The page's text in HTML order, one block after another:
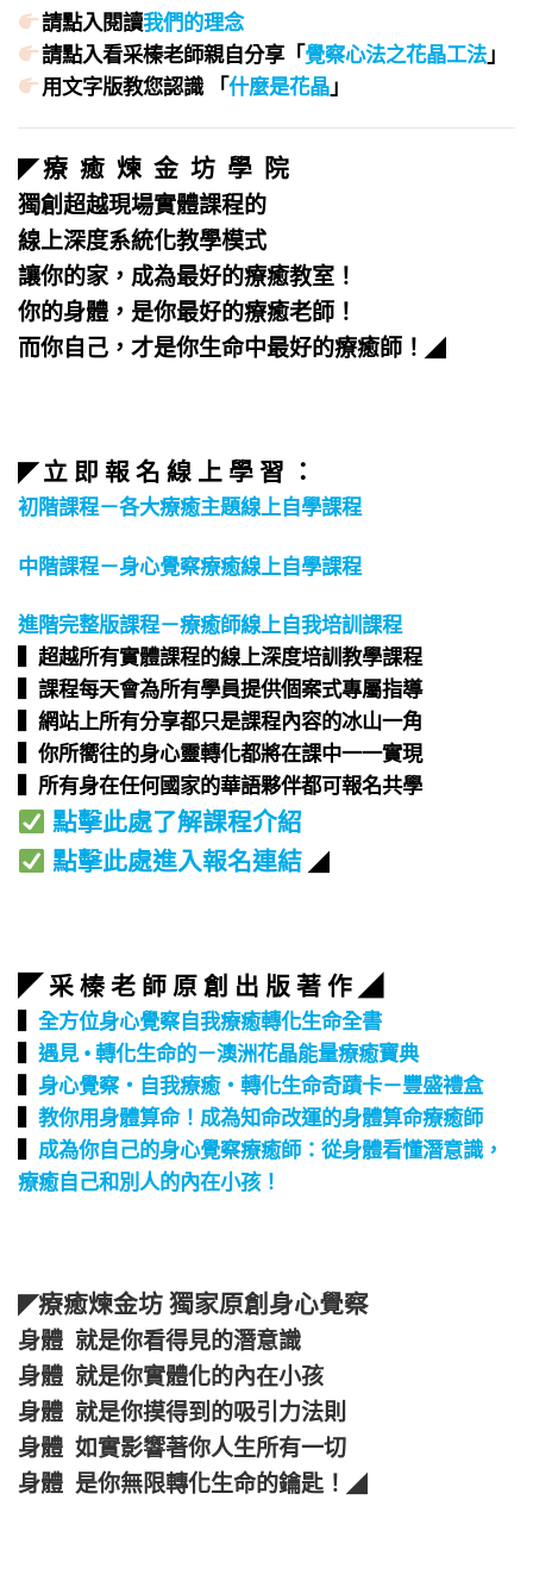
請點入閱讀我們的理念
請點入看采榛老師親自分享「覺察心法之花晶工法」
用文字版教您認識 「什麼是花晶」
◤療 癒 煉 金 坊 學 院
獨創超越現場實體課程的
線上深度系統化教學模式
讓你的家，成為最好的療癒教室！
你的身體，是你最好的療癒老師！
而你自己，才是你生命中最好的療癒師！ ◢
◤立 即 報 名 線 上 學 習 ：
初階課程－各大療癒主題線上自學課程
中階課程－身心覺察療癒線上自學課程
進階完整版課程－療癒師線上自我培訓課程
▍超越所有實體課程的線上深度培訓教學課程​
▍課程每天會為所有學員提供個案式專屬指導​
▍網站上所有分享都只是課程內容的冰山一角​
▍你所嚮往的身心靈轉化都將在課中一一實現​
▍所有身在任何國家的華語夥伴都可報名共學​
點擊此處了解課程介紹
點擊此處進入報名連結 ◢
◤ 采 榛 老 師 原 創 出 版 著 作 ◢
▍ 全方位身心覺察自我療癒轉化生命全書
▍ 遇見 • 轉化生命的－澳洲花晶能量療癒寶典
▍ 身心覺察‧自我療癒‧轉化生命奇蹟卡－豐盛禮盒
▍ 教你用身體算命！成為知命改運的身體算命療癒師
▍ 成為你自己的身心覺察療癒師：從身體看懂潛意識，
療癒自己和別人的內在小孩！
◤療癒煉金坊 獨家原創身心覺察
身體 就是你看得見的潛意識
身體 就是你實體化的內在小孩
身體 就是你摸得到的吸引力法則
身體 如實影響著你人生所有一切
身體 是你無限轉化生命的鑰匙！ ◢